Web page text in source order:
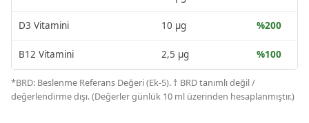
D3 Vitamini 10 µg %200
B12 Vitamini 2,5 µg %100
*BRD: Beslenme Referans Değeri (Ek-5). † BRD tanımlı değil /
değerlendirme dışı. (Değerler günlük 10 ml üzerinden hesaplanmıştır.)